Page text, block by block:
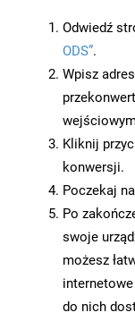
Odwiedź
ODS”.
Wpisz
Kliknij
konwersji.
Poczekaj
Po
swoje
możesz
do nich